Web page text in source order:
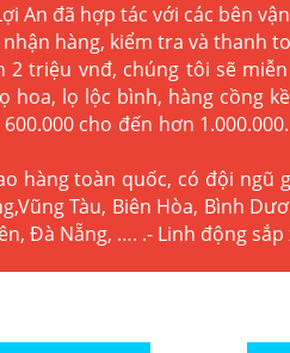
An đã hợp tác với các bên
hàng, kiểm tra và thanh
2 triệu vnđ, chúng tôi sẽ
hoa, lọ lộc bình, hàng cồng
cho đến hơn
hàng toàn quốc, có đội ngũ
Tàu, Biên Hòa, Bình
Đà Nẵng, …. .- Linh động